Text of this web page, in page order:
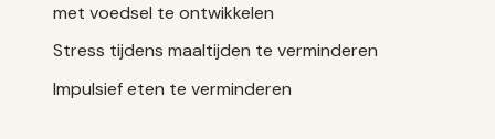
met voedsel te ontwikkelen
Stress tijdens maaltijden te verminderen
Impulsief eten te verminderen